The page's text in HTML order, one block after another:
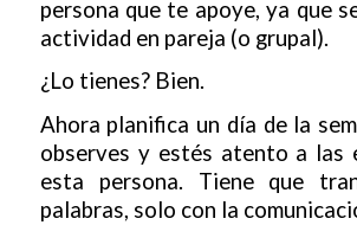
persona que te apoye, ya que
actividad en pareja (o grupal).
¿Lo tienes? Bien.
Ahora planifica un día de la
observes y estés atento a las
esta persona. Tiene que
palabras, solo con la